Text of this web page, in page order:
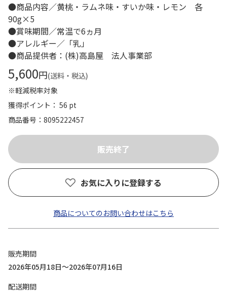
●商品内容／黄桃・ラムネ味・すいか味・レモン 各
90g×5
●賞味期間／常温で6ヵ月
●アレルギー／「乳」
●商品提供者：(株)高島屋 法人事業部
5,600円(送料・税込)
※軽減税率対象
獲得ポイント： 56 pt
商品番号
8095222457
お気に入りに登録する
商品についてのお問い合わせはこちら
販売期間
2026年05月18日～2026年07月16日
配送期間